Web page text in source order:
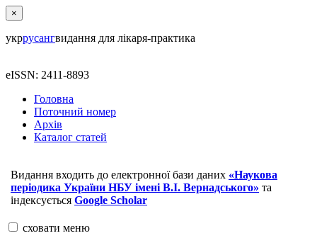
×
укррусангвидання для лікаря-практика
eISSN: 2411-8893
Головна
Поточний номер
Архів
Каталог статей
Видання входить до електронної бази даних «Наукова
періодика України НБУ імені В.І. Вернадського» та
індексується Google Scholar
сховати меню